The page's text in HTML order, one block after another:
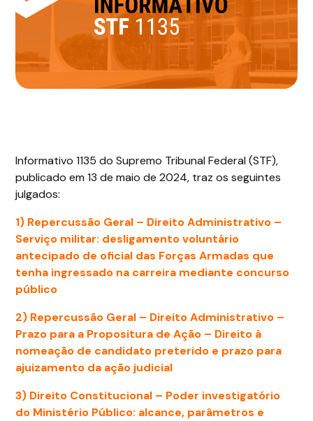
Informativo 1135 do Supremo Tribunal Federal (STF),
publicado em 13 de maio de 2024, traz os seguintes
julgados:
1) Repercussão Geral – Direito Administrativo –
Serviço militar: desligamento voluntário
antecipado de oficial das Forças Armadas que
tenha ingressado na carreira mediante concurso
público
2) Repercussão Geral – Direito Administrativo –
Prazo para a Propositura de Ação – Direito à
nomeação de candidato preterido e prazo para
ajuizamento da ação judicial
3) Direito Constitucional – Poder investigatório
do Ministério Público: alcance, parâmetros e